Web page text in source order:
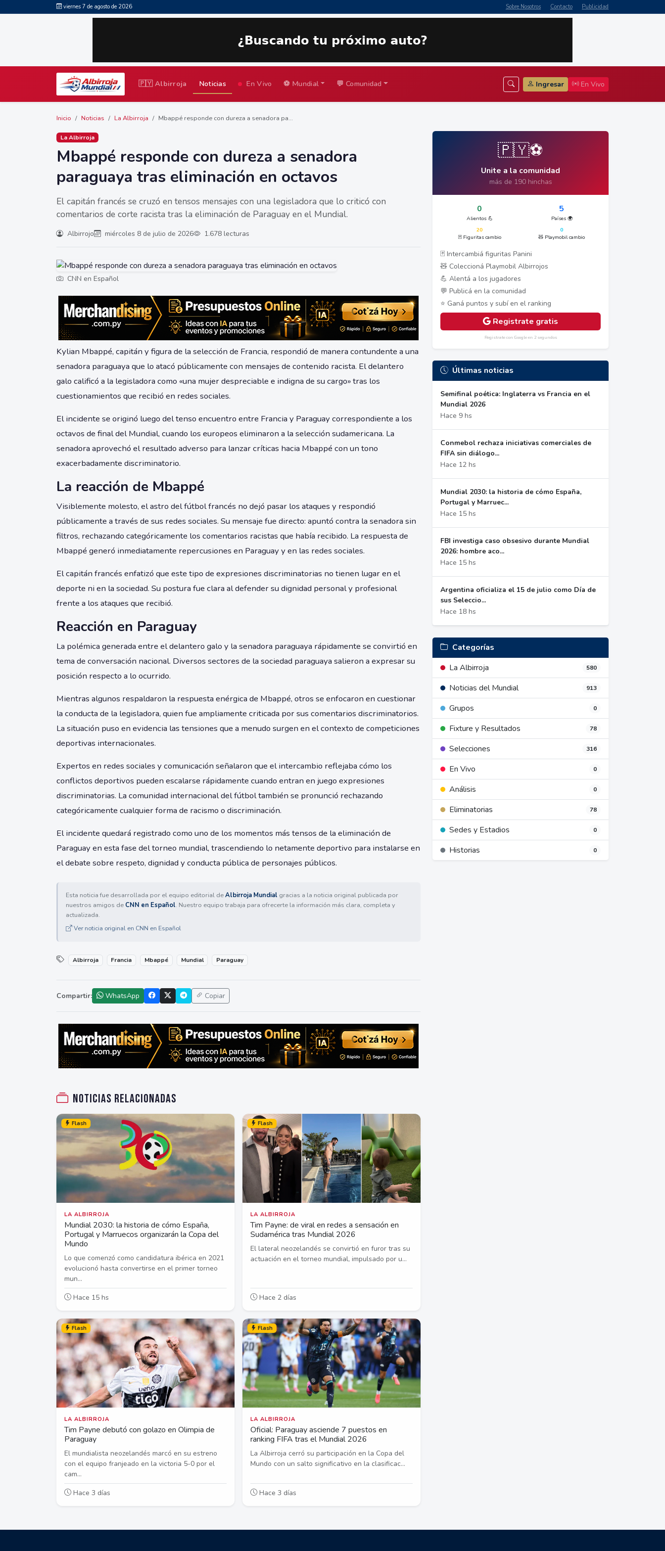
viernes 7 de agosto de 2026 Sobre Nosotros Contacto Publicidad
🇵🇾 Albirroja Noticias En Vivo ⚽ Mundial 💬 Comunidad Ingresar En Vivo
Inicio Noticias La Albirroja Mbappé responde con dureza a senadora pa...
La Albirroja
Mbappé responde con dureza a senadora
paraguaya tras eliminación en octavos
El capitán francés se cruzó en tensos mensajes con una legisladora que lo criticó con
comentarios de corte racista tras la eliminación de Paraguay en el Mundial.
Albirrojo miércoles 8 de julio de 2026 1.678 lecturas
CNN en Español
Kylian Mbappé, capitán y figura de la selección de Francia, respondió de manera contundente a una
senadora paraguaya que lo atacó públicamente con mensajes de contenido racista. El delantero
galo calificó a la legisladora como «una mujer despreciable e indigna de su cargo» tras los
cuestionamientos que recibió en redes sociales.
El incidente se originó luego del tenso encuentro entre Francia y Paraguay correspondiente a los
octavos de final del Mundial, cuando los europeos eliminaron a la selección sudamericana. La
senadora aprovechó el resultado adverso para lanzar críticas hacia Mbappé con un tono
exacerbadamente discriminatorio.
La reacción de Mbappé
Visiblemente molesto, el astro del fútbol francés no dejó pasar los ataques y respondió
públicamente a través de sus redes sociales. Su mensaje fue directo: apuntó contra la senadora sin
filtros, rechazando categóricamente los comentarios racistas que había recibido. La respuesta de
Mbappé generó inmediatamente repercusiones en Paraguay y en las redes sociales.
El capitán francés enfatizó que este tipo de expresiones discriminatorias no tienen lugar en el
deporte ni en la sociedad. Su postura fue clara al defender su dignidad personal y profesional
frente a los ataques que recibió.
Reacción en Paraguay
La polémica generada entre el delantero galo y la senadora paraguaya rápidamente se convirtió en
tema de conversación nacional. Diversos sectores de la sociedad paraguaya salieron a expresar su
posición respecto a lo ocurrido.
Mientras algunos respaldaron la respuesta enérgica de Mbappé, otros se enfocaron en cuestionar
la conducta de la legisladora, quien fue ampliamente criticada por sus comentarios discriminatorios.
La situación puso en evidencia las tensiones que a menudo surgen en el contexto de competiciones
deportivas internacionales.
Expertos en redes sociales y comunicación señalaron que el intercambio reflejaba cómo los
conflictos deportivos pueden escalarse rápidamente cuando entran en juego expresiones
discriminatorias. La comunidad internacional del fútbol también se pronunció rechazando
categóricamente cualquier forma de racismo o discriminación.
El incidente quedará registrado como uno de los momentos más tensos de la eliminación de
Paraguay en esta fase del torneo mundial, trascendiendo lo netamente deportivo para instalarse en
el debate sobre respeto, dignidad y conducta pública de personajes públicos.
Esta noticia fue desarrollada por el equipo editorial deAlbirroja Mundial gracias a la noticia original publicada por
nuestros amigos de CNN en Español. Nuestro equipo trabaja para ofrecerte la información más clara, completa y
actualizada.
Ver noticia original en CNN en Español
Albirroja Francia Mbappé Mundial Paraguay
Compartir: WhatsApp Copiar
Noticias relacionadas
Flash
LA ALBIRROJA
Mundial 2030: la historia de cómo España,
Portugal y Marruecos organizarán la Copa del
Mundo
Lo que comenzó como candidatura ibérica en 2021
evolucionó hasta convertirse en el primer torneo
mun...
Hace 15 hs
Flash
LA ALBIRROJA
Tim Payne: de viral en redes a sensación en
Sudamérica tras Mundial 2026
El lateral neozelandés se convirtió en furor tras su
actuación en el torneo mundial, impulsado por u...
Hace 2 días
Flash
LA ALBIRROJA
Tim Payne debutó con golazo en Olimpia de
Paraguay
El mundialista neozelandés marcó en su estreno
con el equipo franjeado en la victoria 5-0 por el
cam...
Hace 3 días
Flash
LA ALBIRROJA
Oficial: Paraguay asciende 7 puestos en
ranking FIFA tras el Mundial 2026
La Albirroja cerró su participación en la Copa del
Mundo con un salto significativo en la clasificac...
Hace 3 días
🇵🇾⚽
Unite a la comunidad
más de 190 hinchas
0
Alientos 💪
5
Países 🌍
20
🃏 Figuritas cambio
0
🧸 Playmobil cambio
🃏 Intercambiá figuritas Panini
🧸 Coleccioná Playmobil Albirrojos
💪 Alentá a los jugadores
💬 Publicá en la comunidad
⭐ Ganá puntos y subí en el ranking
Registrate gratis
Registrate con Google en 2 segundos
Últimas noticias
Semifinal poética: Inglaterra vs Francia en el
Mundial 2026
Hace 9 hs
Conmebol rechaza iniciativas comerciales de
FIFA sin diálogo...
Hace 12 hs
Mundial 2030: la historia de cómo España,
Portugal y Marruec...
Hace 15 hs
FBI investiga caso obsesivo durante Mundial
2026: hombre aco...
Hace 15 hs
Argentina oficializa el 15 de julio como Día de
sus Seleccio...
Hace 18 hs
Categorías
La Albirroja
580
Noticias del Mundial 913
Grupos 0
Fixture y Resultados 78
Selecciones 316
En Vivo 0
Análisis 0
Eliminatorias 78
Sedes y Estadios 0
Historias 0